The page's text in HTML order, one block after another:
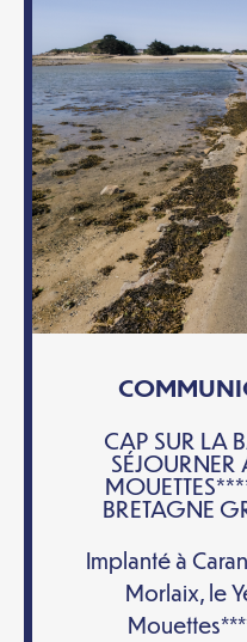
CAP SUR LA
BRETAGNE
Implanté à
Morlaix, le